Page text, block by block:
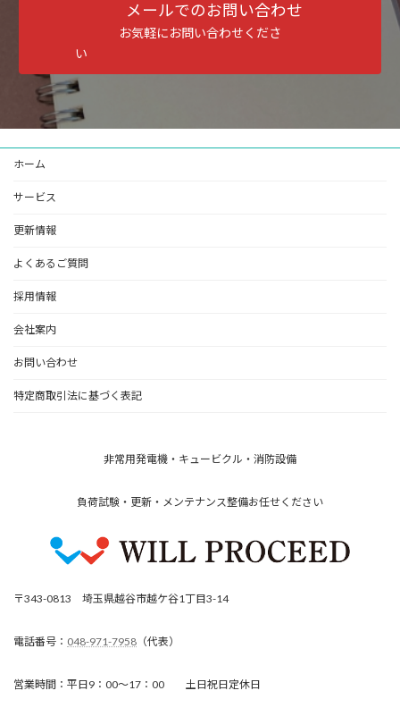
メールでのお問い合わせ
お気軽にお問い合わせくださ
い
ホーム
サービス
更新情報
よくあるご質問
採用情報
会社案内
お問い合わせ
特定商取引法に基づく表記
非常用発電機・キュービクル・消防設備
負荷試験・更新・メンテナンス整備お任せください
〒343-0813 埼玉県越谷市越ケ谷1丁目3-14
電話番号： 048-971-7958 （代表）
営業時間：平日9：00～17：00 土日祝日定休日